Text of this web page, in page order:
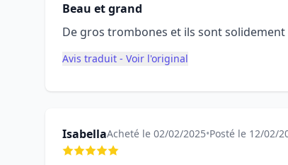
Beau et grand
De gros trombones et ils sont
Avis traduit - Voir l'original
IsabellaAcheté le 02/02/2025•Posté le 12/02/